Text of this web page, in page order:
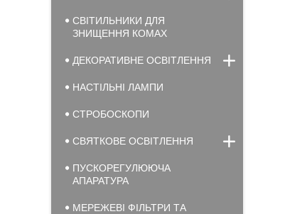
СВІТИЛЬНИКИ ДЛЯ
ЗНИЩЕННЯ КОМАХ
ДЕКОРАТИВНЕ ОСВІТЛЕННЯ
НАСТІЛЬНІ ЛАМПИ
СТРОБОСКОПИ
СВЯТКОВЕ ОСВІТЛЕННЯ
ПУСКОРЕГУЛЮЮЧА
АПАРАТУРА
МЕРЕЖЕВІ ФІЛЬТРИ ТА